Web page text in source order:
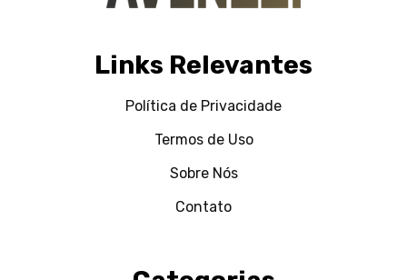
Links Relevantes
Política de Privacidade
Termos de Uso
Sobre Nós
Contato